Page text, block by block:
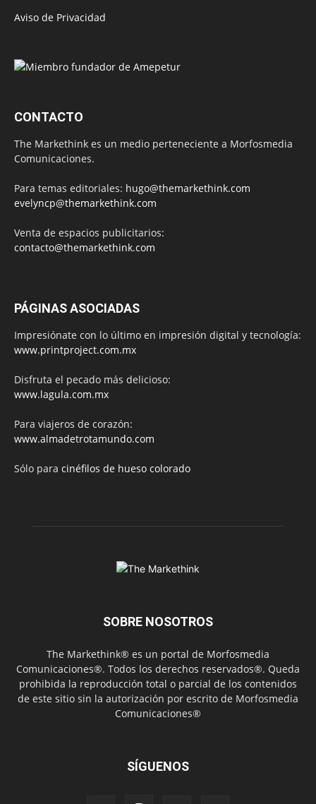
Aviso de Privacidad
CONTACTO
The Markethink es un medio perteneciente a Morfosmedia
Comunicaciones.
Para temas editoriales: hugo@themarkethink.com
evelyncp@themarkethink.com
Venta de espacios publicitarios:
contacto@themarkethink.com
PÁGINAS ASOCIADAS
Impresiónate con lo último en impresión digital y tecnología:
www.printproject.com.mx
Disfruta el pecado más delicioso:
www.lagula.com.mx
Para viajeros de corazón:
www.almadetrotamundo.com
Sólo para cinéfilos de hueso colorado
SOBRE NOSOTROS
The Markethink® es un portal de Morfosmedia
Comunicaciones®. Todos los derechos reservados®. Queda
prohibida la reproducción total o parcial de los contenidos
de este sitio sin la autorización por escrito de Morfosmedia
Comunicaciones®
SÍGUENOS